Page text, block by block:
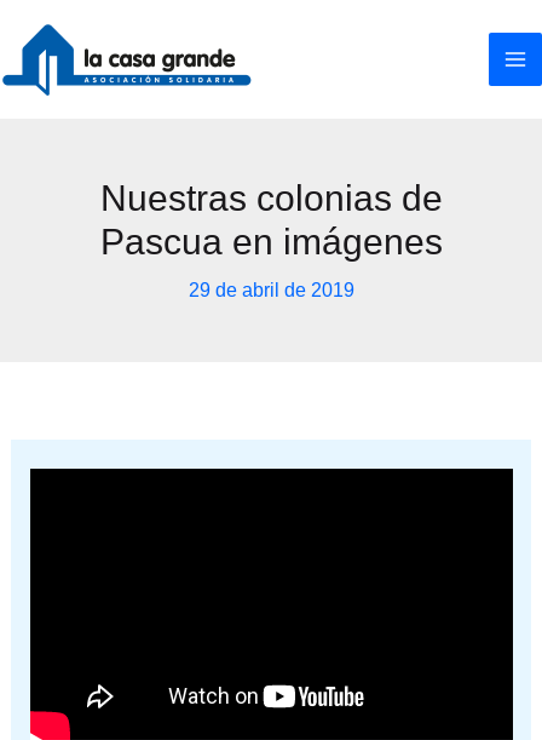
contenido
Nuestras colonias de
Pascua en imágenes
29 de abril de 2019